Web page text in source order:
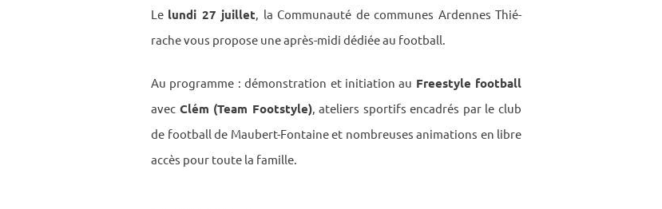
Le lundi 27 juillet, la Commu­nauté de communes Ardennes Thié­
rache vous propose une après-midi dédiée au foot­ball.
Au programme : démons­tra­tion et initia­tion au Free­style foot­ball
avec Clém (Team Foot­style), ateliers spor­tifs enca­drés par le club
de foot­ball de Maubert-Fontaine et nombreuses anima­tions en libre
accès pour toute la famille.